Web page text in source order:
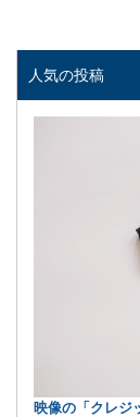
人気の投稿
映像の「クレジ